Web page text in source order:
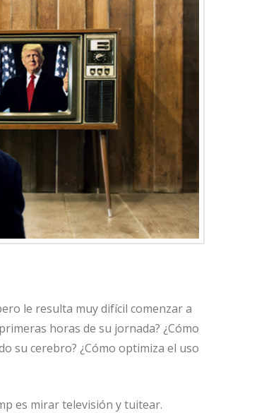
le resulta muy difícil comenzar a
horas de su jornada? ¿Cómo
su cerebro? ¿Cómo optimiza el uso
es mirar televisión y tuitear.